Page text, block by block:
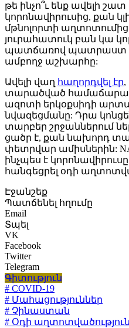
թե ինչո՞ւ ենք ավելի
կորոնավիրուսից, քան
մթնոլորտի աղտոտումից
յուրահատուկ բան կա
պատճառով պատրաստ
ամբողջ աշխարհը:
Ավելի վաղ հաղորդվել էր,
տարածված
ազոտի երկօքսիդի
նվազեցմանը: Դրա
տարբեր շրջաններում
ցածր է, քան նախորդ
փետրվար ամիսներին:
ինչպես է
հանգեցրել օդի
Էջանշեք
Պատճենել հղումը
Email
Տպել
VK
Facebook
Twitter
Telegram
Գիտություն
# COVID-19
# Մահացություններ
# Չինաստան
# Օդի աղտոտվածություն